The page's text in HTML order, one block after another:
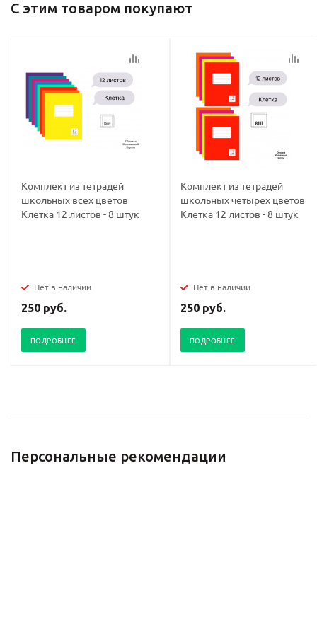
С этим товаром покупают
Комплект из тетрадей
школьных всех цветов
Клетка 12 листов - 8 штук
Нет в наличии
250 руб.
ПОДРОБНЕЕ
Комплект из тетрадей
школьных четырех цветов
Клетка 12 листов - 8 штук
Нет в наличии
250 руб.
ПОДРОБНЕЕ
Персональные рекомендации
политикой
конфидициальности
политикой
конфидициальности